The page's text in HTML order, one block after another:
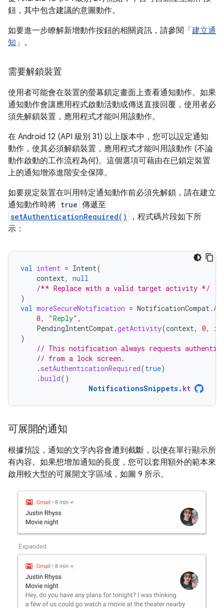
鈕，其中包含建議的意圖動作。
如要進一步瞭解新增動作按鈕的相關資訊，請參閱「建立通
知 」。
需要解鎖裝置
使用者可能會在裝置的螢幕鎖定畫面上查看通知動作。如果
通知動作會讓應用程式啟動活動或傳送直接回覆，使用者必
須先解鎖裝置，應用程式才能叫用該動作。
在 Android 12 (API 級別 31) 以上版本中，您可以設定通知
動作，使其必須解鎖裝置，應用程式才能叫用該動作 (不論
動作啟動的工作流程為何)。這個選項可藉由在已鎖定裝置
上的通知增添進階安全保障。
如要規定裝置在叫用特定通知動作前必須先解鎖，請在建立
通知動作時將 true 傳遞至
setAuthenticationRequired()
，程式碼片段如下所
示：
val intent = Intent(
context,
null
/** Replace with a valid target activity */
)
val moreSecureNotification = NotificationCompat.
0, "Reply" ,
PendingIntentCompat.getActivity(context, 0,
)
// This notification always requests
// from a lock screen.
. setAuthenticationRequired(true)
.build()
NotificationsSnippets. kt
可展開的通知
根據預設，通知的文字內容會遭到截斷，以便在單行顯示所
有內容。如果想增加通知的長度，您可以套用額外的範本來
啟用較大型的可展開文字區域，如圖 9 所示。